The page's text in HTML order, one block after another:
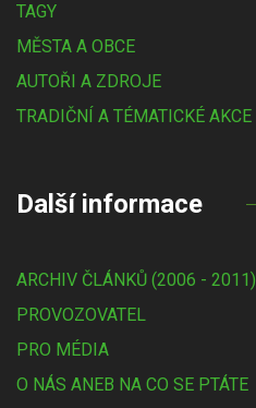
TAGY
MĚSTA A OBCE
AUTOŘI A ZDROJE
TRADIČNÍ A TÉMATICKÉ AKCE
Další informace
ARCHIV ČLÁNKŮ (2006 - 2011)
PROVOZOVATEL
PRO MÉDIA
O NÁS ANEB NA CO SE PTÁTE